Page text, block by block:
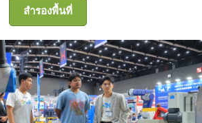
สำรองพื้นที่